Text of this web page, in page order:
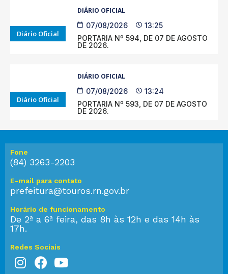
Diário Oficial
DIÁRIO OFICIAL
07/08/2026
13:25
PORTARIA Nº 594, DE 07 DE AGOSTO
DE 2026.
Diário Oficial
DIÁRIO OFICIAL
07/08/2026
13:24
PORTARIA Nº 593, DE 07 DE AGOSTO
DE 2026.
Fone
(84) 3263-2203
E-mail para contato
prefeitura@touros.rn.gov.br
Horário de funcionamento
De 2ª a 6ª feira, das 8h às 12h e das 14h às
17h.
Redes Sociais